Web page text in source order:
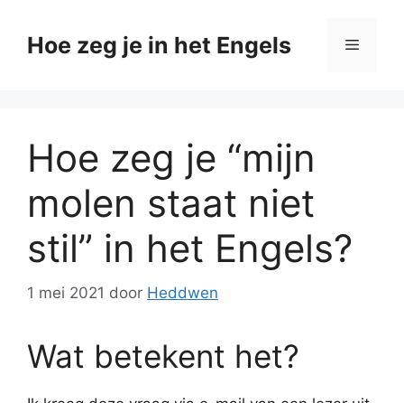
naarHoe zeg je in het Engels Menu
Hoe zeg je “mijn
molen staat niet
stil” in het Engels?
1 mei 2021 door Heddwen
Wat betekent het?